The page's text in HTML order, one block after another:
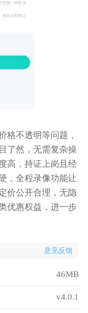
格不透明等问题，
了然，无需复杂操
高，持证上岗且经
，全程录像功能让
价公开合理，无隐
优惠权益，进一步
意见反馈
46MB
v4.0.1